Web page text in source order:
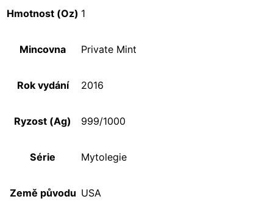
Hmotnost (Oz) 1
Mincovna Private Mint
Rok vydání 2016
Ryzost (Ag) 999/1000
Série Mytolegie
Země původu USA